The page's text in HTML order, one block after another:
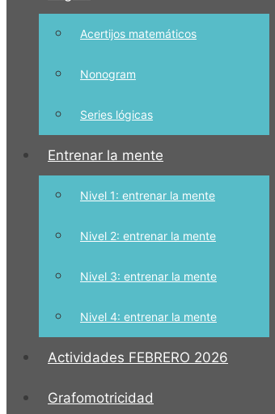
Acertijos matemáticos
Nonogram
Series lógicas
Entrenar la mente
Nivel 1: entrenar la mente
Nivel 2: entrenar la mente
Nivel 3: entrenar la mente
Nivel 4: entrenar la mente
Actividades FEBRERO 2026
Grafomotricidad